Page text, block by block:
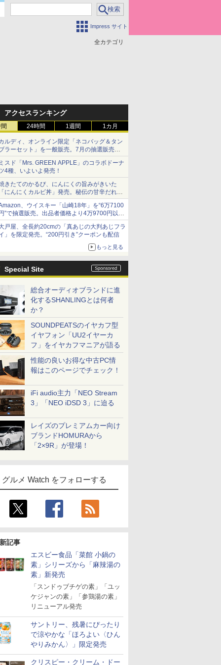
Impress サイト
全カテゴリ
アクセスランキング
24時間 1週間 1カ月
ルディ、オンライン限定「ネコバッグ＆タン
ラーセット」を一般販売。7月の抽選販売の
選無効分
スド「Mrs. GREEN APPLE」のコラボドーナ
4種、いよいよ発売！
きたてのかるび、にんにくの旨みがきいた
にんにくカルビ丼」発売。秘伝の甘辛だれを
めた「豚カルビ丼」も復活
、ウイスキー「山崎18年」を“6万7100
”で抽選販売。出品者価格より4万9700円以上
得
戸屋、全長約20cmの「真あじの大判あじフラ
」を限定発売。“200円引き”クーポンも配信
もっと見る
Special Site
総合オーディオブランドに進
化するSHANLINGとは何者
か？
SOUNDPEATSのイヤカフ型
イヤフォン「UU2イヤーカ
フ」をイヤカフマニアが語る
性能の良いお得な中古PC情
報はこのページでチェック！
iFi audio主力「NEO Stream
3」「NEO iDSD 3」に迫る
レイズのプレミアムカー向け
ブランドHOMURAから
「2×9R」が登場！
グルメ Watch をフォローする
記事
エスビー食品「菜館 小鍋の
素」シリーズから「麻辣湯の
素」新発売
「スンドゥブチゲの素」「ユッ
ケジャンの素」「参鶏湯の素」
リニューアル発売
サントリー、残暑にぴったり
で涼やかな「ほろよい〈ひん
やりみかん〉」限定発売
クリスピー・クリーム・ドー